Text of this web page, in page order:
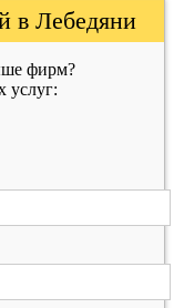
в Лебедяни
фирм?
услуг: